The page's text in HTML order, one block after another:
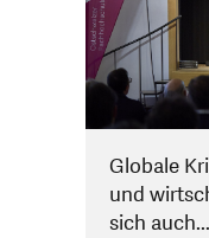
Globale
und
sich auch...